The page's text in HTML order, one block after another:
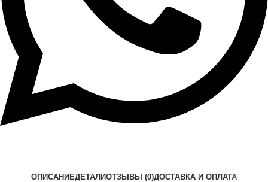
ОПИСАНИЕДЕТАЛИОТЗЫВЫ (0)ДОСТАВКА И ОПЛАТА